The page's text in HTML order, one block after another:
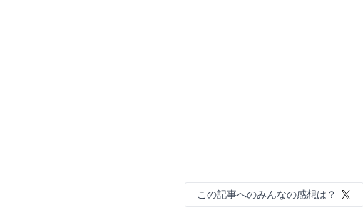
この記事へのみんなの感想は？